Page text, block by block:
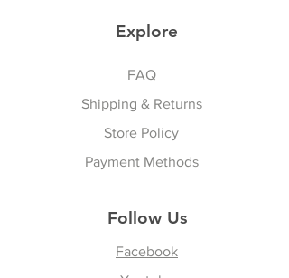
Explore
FAQ
Shipping & Returns
Store Policy
Payment Methods
Follow Us
Facebook